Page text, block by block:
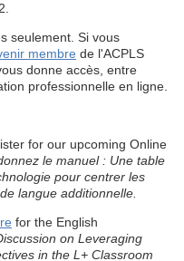
seulement. Si vous
membre de l'ACPLS
donne accès, entre
professionnelle en ligne.
for our upcoming Online
le manuel : Une table
pour centrer les
langue additionnelle.
for the English
on Leveraging
in the L+ Classroom